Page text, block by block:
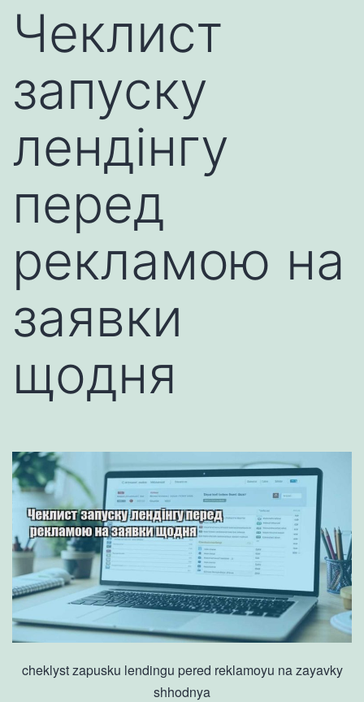
Чеклист
запуску
лендінгу
перед
рекламою на
заявки
щодня
cheklyst zapusku lendingu pered reklamoyu na zayavky
shhodnya